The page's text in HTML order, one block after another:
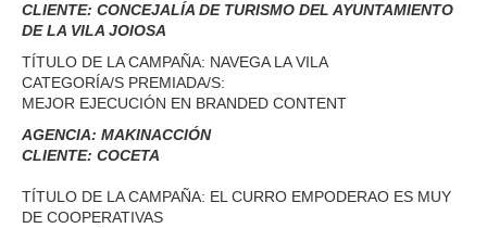
CLIENTE: CONCEJALÍA DE TURISMO DEL AYUNTAMIENTO
DE LA VILA JOIOSA
TÍTULO DE LA CAMPAÑA: NAVEGA LA VILA
CATEGORÍA/S PREMIADA/S:
MEJOR EJECUCIÓN EN BRANDED CONTENT
AGENCIA: MAKINACCIÓN
CLIENTE: COCETA
TÍTULO DE LA CAMPAÑA: EL CURRO EMPODERAO ES MUY
DE COOPERATIVAS